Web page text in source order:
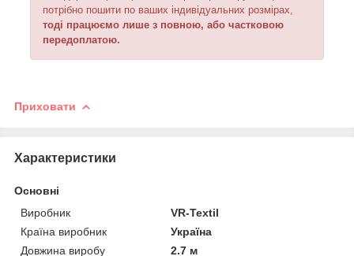
потрібно пошити по ваших індивідуальних розмірах,
тоді працюємо лише з повною, або частковою
передоплатою.
Приховати
Характеристики
Основні
Виробник
VR-Textil
Країна виробник
Україна
Довжина виробу
2.7 м